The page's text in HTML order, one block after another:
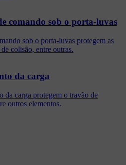
comando sob o porta-luvas
sob o porta-luvas protegem as
colisão, entre outras.
da carga
da carga protegem o travão de
outros elementos.